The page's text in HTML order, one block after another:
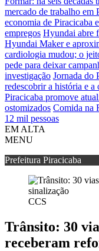
mercado de trabalho em
economia de Piracicaba
empregos Hyundai abre
Hyundai Maker e
cardiologia mudou; o
pede para deixar
investigação Jornada do
redescobrir a história e a
Piracicaba promove
ostomizados Comida na
12 mil pessoas
EM ALTA
MENU
Prefeitura Piracicaba
CCS
Trânsito: 30
receberam